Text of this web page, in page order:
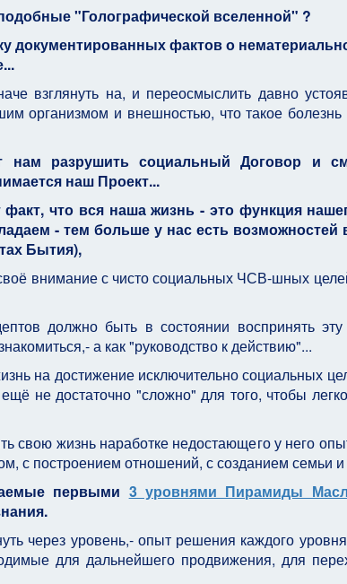
"Голографической вселенной" ?
документированных фактов о
взглянуть на, и переосмыслить давно
организмом и внешностью, что такое
нам разрушить социальный Договор и
наш Проект...
что вся наша жизнь - это функция
- тем больше у нас есть возможностей
Бытия),
внимание с чисто социальных ЧСВ-шных
должно быть в состоянии воспринять
а как "руководство к действию"...
на достижение исключительно социальных
не достаточно "сложно" для того, чтобы
свою жизнь наработке недостающего у него
с построением отношений, с созданием семьи
первыми 3 уровнями Пирамиды
через уровень,- опыт решения каждого
для дальнейшего продвижения, для